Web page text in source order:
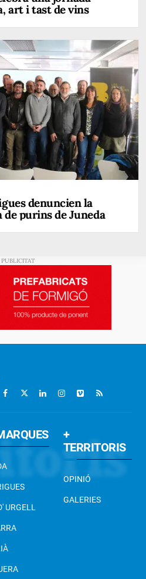
art i tast de vins
denuncien la
purins de Juneda
URGELL
+
TERRITORIS
OPINIÓ
GALERIES